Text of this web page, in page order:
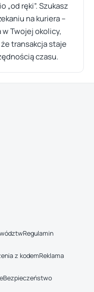
ręki”. Szukasz
na kuriera –
Twojej okolicy,
transakcja staje
czasu.
Regulamin
z kodemReklama
Bezpieczeństwo